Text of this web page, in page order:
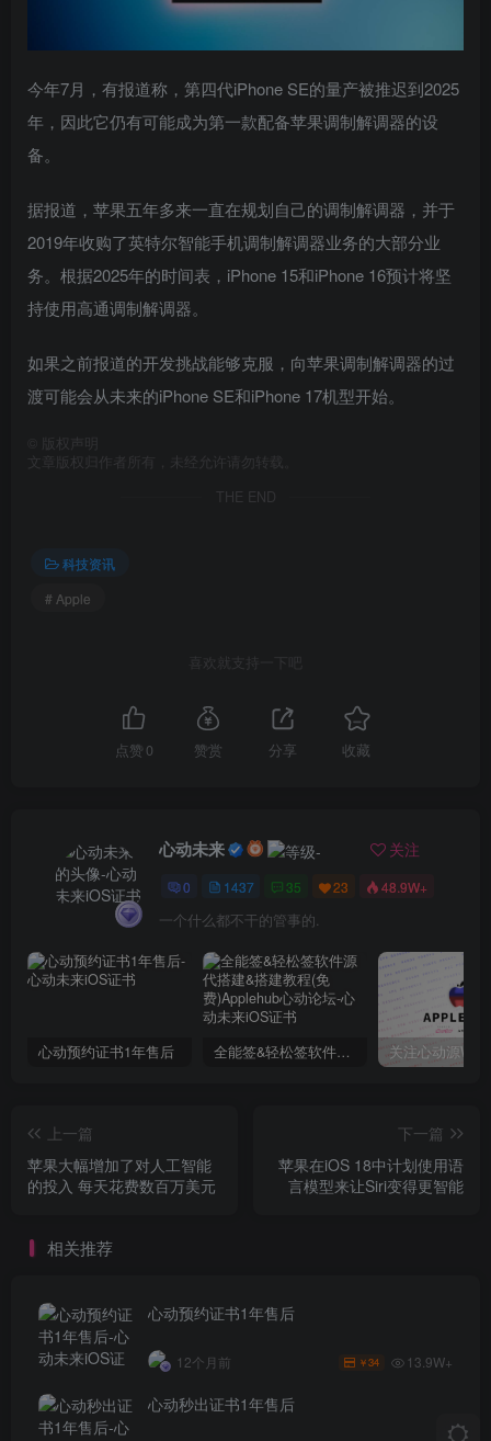
今年7月，有报道称，第四代iPhone SE的量产被推迟到2025
年，因此它仍有可能成为第一款配备苹果调制解调器的设
备。
据报道，苹果五年多来一直在规划自己的调制解调器，并于
2019年收购了英特尔智能手机调制解调器业务的大部分业
务。根据2025年的时间表，iPhone 15和iPhone 16预计将坚
持使用高通调制解调器。
如果之前报道的开发挑战能够克服，向苹果调制解调器的过
渡可能会从未来的iPhone SE和iPhone 17机型开始。
版权声明
文章版权归作者所有，未经允许请勿转载。
THE END
科技资讯
# Apple
喜欢就支持一下吧
点赞 0 赞赏 分享 收藏
心动未来 关注
0 1437 35 23 48.9W+
一个什么都不干的管事的.
心动预约证书1年售后 全能签&轻松签软件源代搭建&搭建教程(免费)Applehub心动论坛
上一篇
苹果大幅增加了对人工智能
的投入 每天花费数百万美元
下一篇
苹果在iOS 18中计划使用语
言模型来让Siri变得更智能
相关推荐
心动预约证书1年售后
12个月前 ￥34 13.9W+
心动秒出证书1年售后